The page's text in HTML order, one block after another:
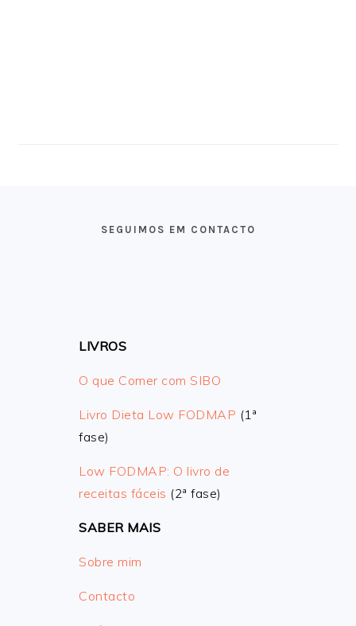
SEGUIMOS EM CONTACTO
LIVROS
O que Comer com SIBO
Livro Dieta Low FODMAP (1ª
fase)
Low FODMAP: O livro de
receitas fáceis (2ª fase)
SABER MAIS
Sobre mim
Contacto